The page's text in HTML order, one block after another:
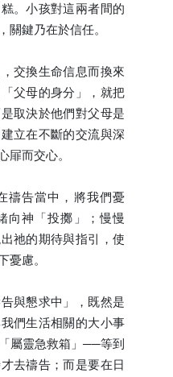
。小孩對這兩者間的
關鍵乃在於信任。
交換生命信息而換來
父母的身分」，就把
取決於他們對父母是
立在不斷的交流與深
屝而交心。
禱告當中，將我們憂
向神「投擲」；慢慢
祂的期待與指引，使
憂慮。
與懇求中」，既然是
們生活相關的大小事
屬靈急救箱」──等到
去禱告；而是要在日